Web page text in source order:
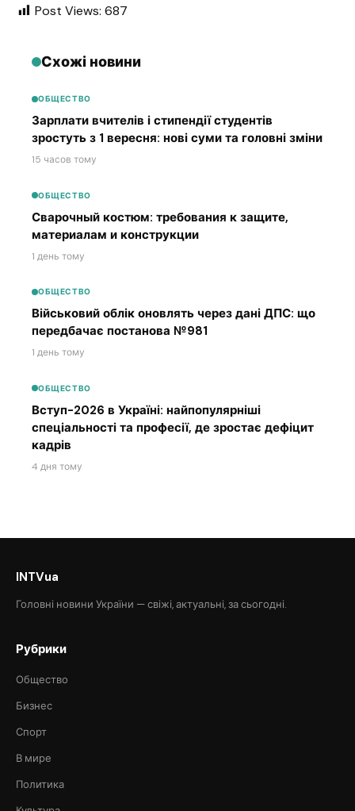
Post Views: 687
Схожі новини
ОБЩЕСТВО
Зарплати вчителів і стипендії студентів
зростуть з 1 вересня: нові суми та головні зміни
15 часов тому
ОБЩЕСТВО
Сварочный костюм: требования к защите,
материалам и конструкции
1 день тому
ОБЩЕСТВО
Військовий облік оновлять через дані ДПС: що
передбачає постанова №981
1 день тому
ОБЩЕСТВО
Вступ-2026 в Україні: найпопулярніші
спеціальності та професії, де зростає дефіцит
кадрів
4 дня тому
INTVua
Головні новини України — свіжі, актуальні, за сьогодні.
Рубрики
Общество
Бизнес
Спорт
В мире
Политика